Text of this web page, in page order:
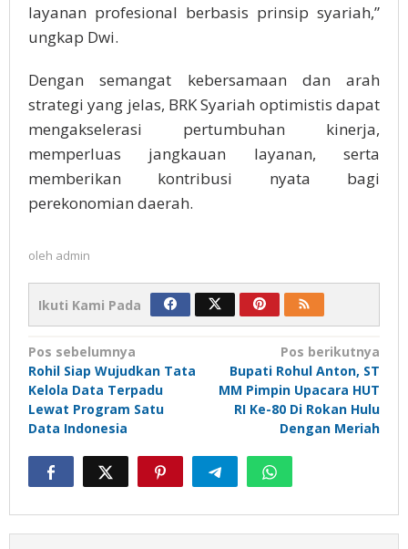
layanan profesional berbasis prinsip syariah,”
ungkap Dwi.
Dengan semangat kebersamaan dan arah
strategi yang jelas, BRK Syariah optimistis dapat
mengakselerasi pertumbuhan kinerja,
memperluas jangkauan layanan, serta
memberikan kontribusi nyata bagi
perekonomian daerah.
oleh admin
Ikuti Kami Pada
Navigasi
pos
Pos sebelumnya
Rohil Siap Wujudkan Tata
Kelola Data Terpadu
Lewat Program Satu
Data Indonesia
Pos berikutnya
Bupati Rohul Anton, ST
MM Pimpin Upacara HUT
RI Ke-80 Di Rokan Hulu
Dengan Meriah